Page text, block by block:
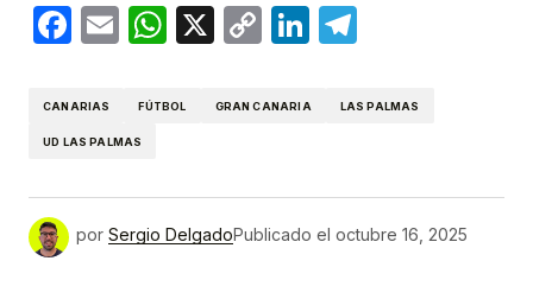
Facebook
EmailWhatsApp
X
CopyLinkedIn
CANARIAS FÚTBOL GRAN CANARIA LAS PALMAS
UD LAS PALMAS
por Sergio DelgadoPublicado el octubre 16, 2025